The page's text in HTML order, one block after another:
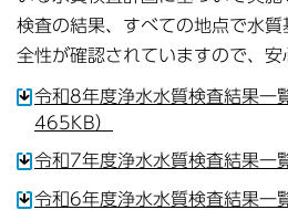
検査の結果、すべての地点で水
全性が確認されていますので、安
令和8年度浄水水質検査結果一
465KB）
令和7年度浄水水質検査結果一
令和6年度浄水水質検査結果一